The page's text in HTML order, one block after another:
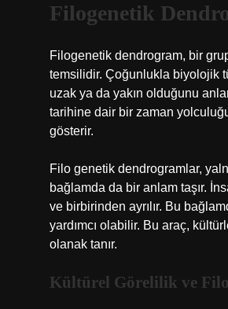
Filogenetik
Filogenetik dendrogram, bir
temsilidir. Çoğunlukla biyolojik
uzak ya da yakın olduğunu
tarihine dair bir zaman
gösterir.
Filo genetik dendrogramlar,
bağlamda da bir anlam taşır.
ve birbirinden ayrılır. Bu
yardımcı olabilir. Bu araç,
olanak tanır.
Kültürel Görelilik ve